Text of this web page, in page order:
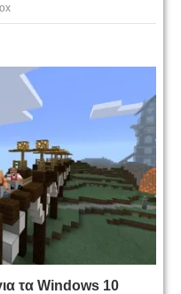
τα Windows 10